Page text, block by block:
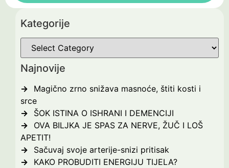
Kategorije
Najnovije
Magično zrno snižava masnoće, štiti kosti i
srce
ŠOK ISTINA O ISHRANI I DEMENCIJI
OVA BILJKA JE SPAS ZA NERVE, ŽUČ I LOŠ
APETIT!
Sačuvaj svoje arterije-snizi pritisak
KAKO PROBUDITI ENERGIJU TIJELA?